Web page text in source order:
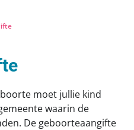
Prenatale screening
Stuitligging
Wat te regelen
Miskraam
Routebeschrijving
Samenwerking
Nieuws
moet jullie kind
waarin de
De geboorteaangifte